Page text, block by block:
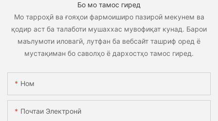
Бо мо тамос гиред
Мо тарроҳӣ ва ғояҳои фармоиширо пазироӣ мекунем ва
қодир аст ба талаботи мушаххас мувофиқат кунад. Барои
маълумоти иловагӣ, лутфан ба вебсайт ташриф оред ё
мустақиман бо саволҳо ё дархостҳо тамос гиред.
Ном
Почтаи Электронӣ